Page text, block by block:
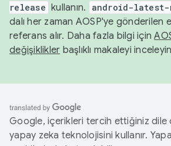
release kullanın. android-latest-
dalı her zaman AOSP'ye gönderilen
referans alır. Daha fazla bilgi için
değişiklikler başlıklı makaleyi
Google, içerikleri tercih ettiğiniz dile
yapay zeka teknolojisini kullanır.